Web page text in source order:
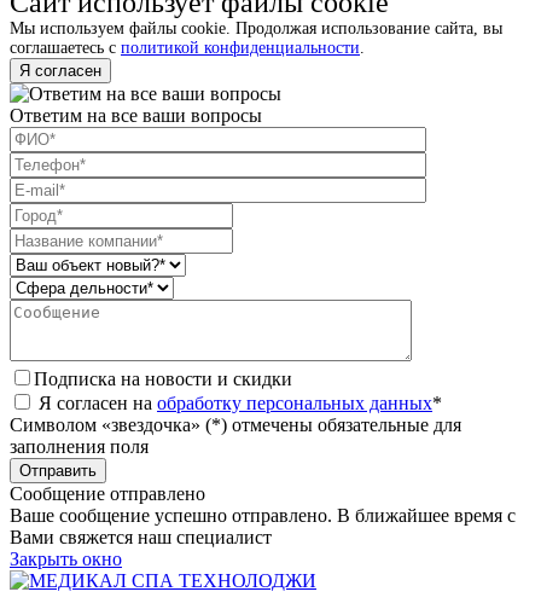
Мы используем файлы cookie. Продолжая использование сайта, вы
соглашаетесь с политикой конфиденциальности
Я согласен
Ответим на все ваши вопросы
Подписка на новости и скидки
Я согласен на обработку персональных данных*
Символом «звездочка» (*) отмечены обязательные для
заполнения поля
Сообщение отправлено
Ваше сообщение успешно отправлено. В ближайшее время с
Вами свяжется наш специалист
Закрыть окно